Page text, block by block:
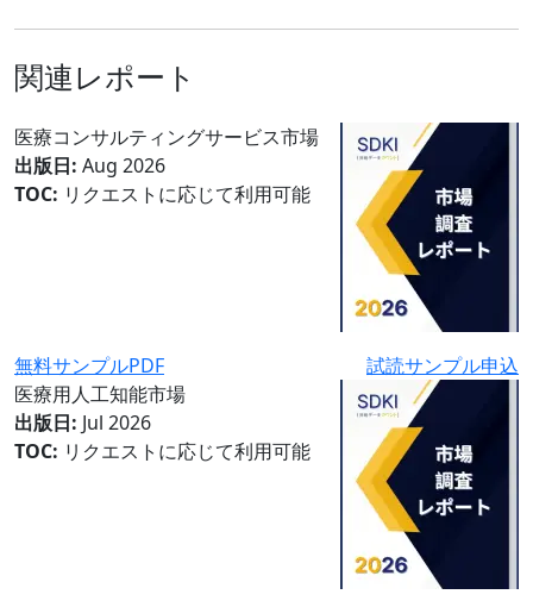
関連レポート
医療コンサルティングサービス市場
出版日: Aug 2026
TOC: リクエストに応じて利用可能
無料サンプルPDF
試読サンプル申込
医療用人工知能市場
出版日: Jul 2026
TOC: リクエストに応じて利用可能